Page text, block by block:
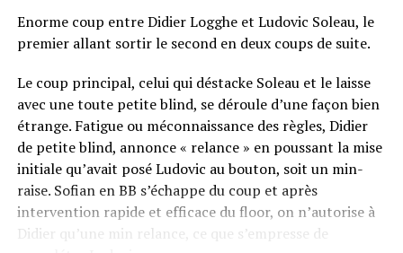
Enorme coup entre Didier Logghe et Ludovic Soleau, le
premier allant sortir le second en deux coups de suite.
Le coup principal, celui qui déstacke Soleau et le laisse
avec une toute petite blind, se déroule d’une façon bien
étrange. Fatigue ou méconnaissance des règles, Didier
de petite blind, annonce « relance » en poussant la mise
initiale qu’avait posé Ludovic au bouton, soit un min-
raise. Sofian en BB s’échappe du coup et après
intervention rapide et efficace du floor, on n’autorise à
Didier qu’une min relance, ce que s’empresse de